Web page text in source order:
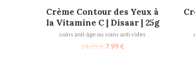
ÉPUISÉ
LIRE LA SUITE
Crème Contour des Yeux à
la Vitamine C | Disaar | 25g
soins anti-âge ou soins anti-rides
14.99€ 7.99€